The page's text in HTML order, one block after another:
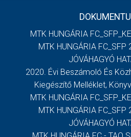
MTK HUNGÁRIA
MTK HUNGÁRIA
JÓVÁHAGYÓ
2020. Évi Beszámoló És
Kiegészítő Melléklet,
MTK HUNGÁRIA
MTK HUNGÁRIA
JÓVÁHAGYÓ